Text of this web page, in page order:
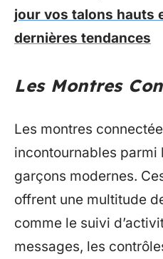
jour vos talons hauts
dernières tendances
Les Montres
Les montres
incontournables parmi
garçons modernes.
offrent une multitude
comme le suivi
messages, les